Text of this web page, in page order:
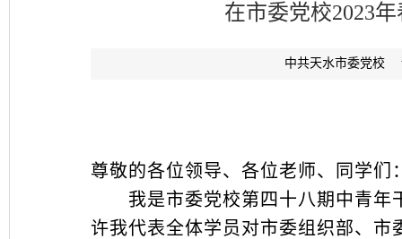
在市委党校2023
中共天水市委党校
尊敬的各位领导、各位老师、同学们
我是市委党校第四十八期中青年
许我代表全体学员对市委组织部、